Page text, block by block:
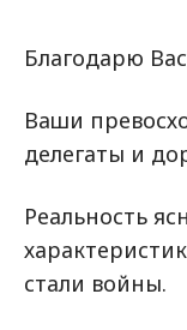
Благодарю
Ваши
делегаты и
Реальность
стали войны.